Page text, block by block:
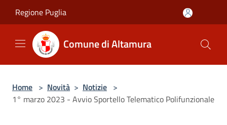
Regione Puglia
Comune di Altamura
Home > Novità > Notizie >
1° marzo 2023 - Avvio Sportello Telematico Polifunzionale